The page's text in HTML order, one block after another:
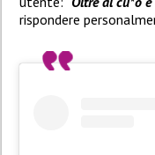
rispondere